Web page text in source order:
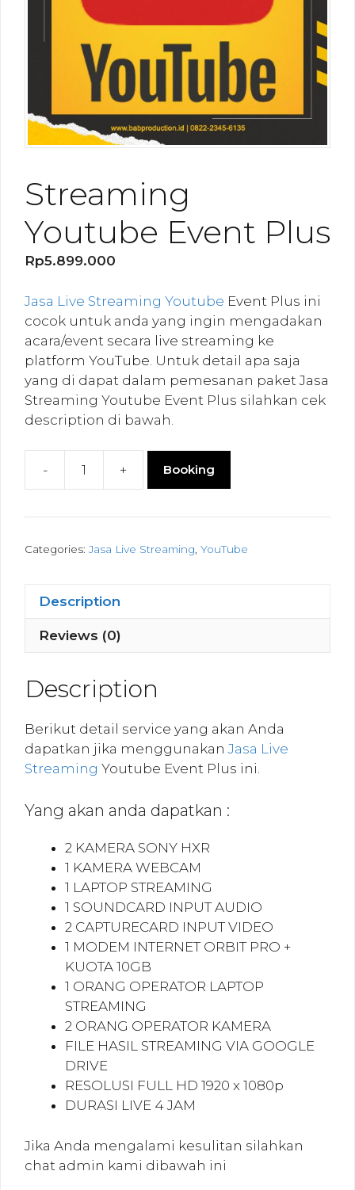
Streaming
Youtube Event Plus
Rp5.899.000
Jasa Live Streaming Youtube Event Plus ini
cocok untuk anda yang ingin mengadakan
acara/event secara live streaming ke
platform YouTube. Untuk detail apa saja
yang di dapat dalam pemesanan paket Jasa
Streaming Youtube Event Plus silahkan cek
description di bawah.
-
Streaming
Event
quantity
+ Booking
Categories: Jasa Live Streaming YouTube
Description
Reviews (0)
Description
Berikut detail service yang akan Anda
dapatkan jika menggunakanJasa Live
Streaming Youtube Event Plus ini.
Yang akan anda dapatkan :
2 KAMERA SONY HXR
1 KAMERA WEBCAM
1 LAPTOP STREAMING
1 SOUNDCARD INPUT AUDIO
2 CAPTURECARD INPUT VIDEO
1 MODEM INTERNET ORBIT PRO +
KUOTA 10GB
1 ORANG OPERATOR LAPTOP
STREAMING
2 ORANG OPERATOR KAMERA
FILE HASIL STREAMING VIA GOOGLE
DRIVE
RESOLUSI FULL HD 1920 x 1080p
DURASI LIVE 4 JAM
Jika Anda mengalami kesulitan silahkan
chat admin kami dibawah ini